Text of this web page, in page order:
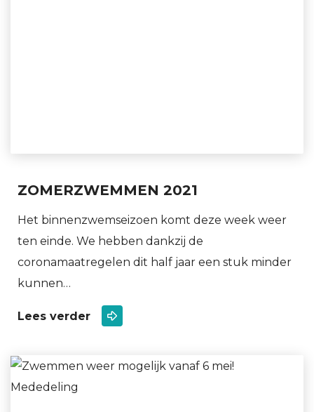
ZOMERZWEMMEN 2021
Het binnenzwemseizoen komt deze week weer
ten einde. We hebben dankzij de
coronamaatregelen dit half jaar een stuk minder
kunnen…
Lees verder
Mededeling